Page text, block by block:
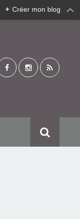
+ Créer mon blog